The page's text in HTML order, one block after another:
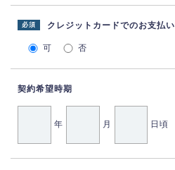
クレジットカードでのお支払い
必須
可 否
契約希望時期
年 月 日頃